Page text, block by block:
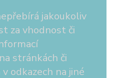
jakoukoliv
za vhodnost či
stránkách či
odkazech na jiné